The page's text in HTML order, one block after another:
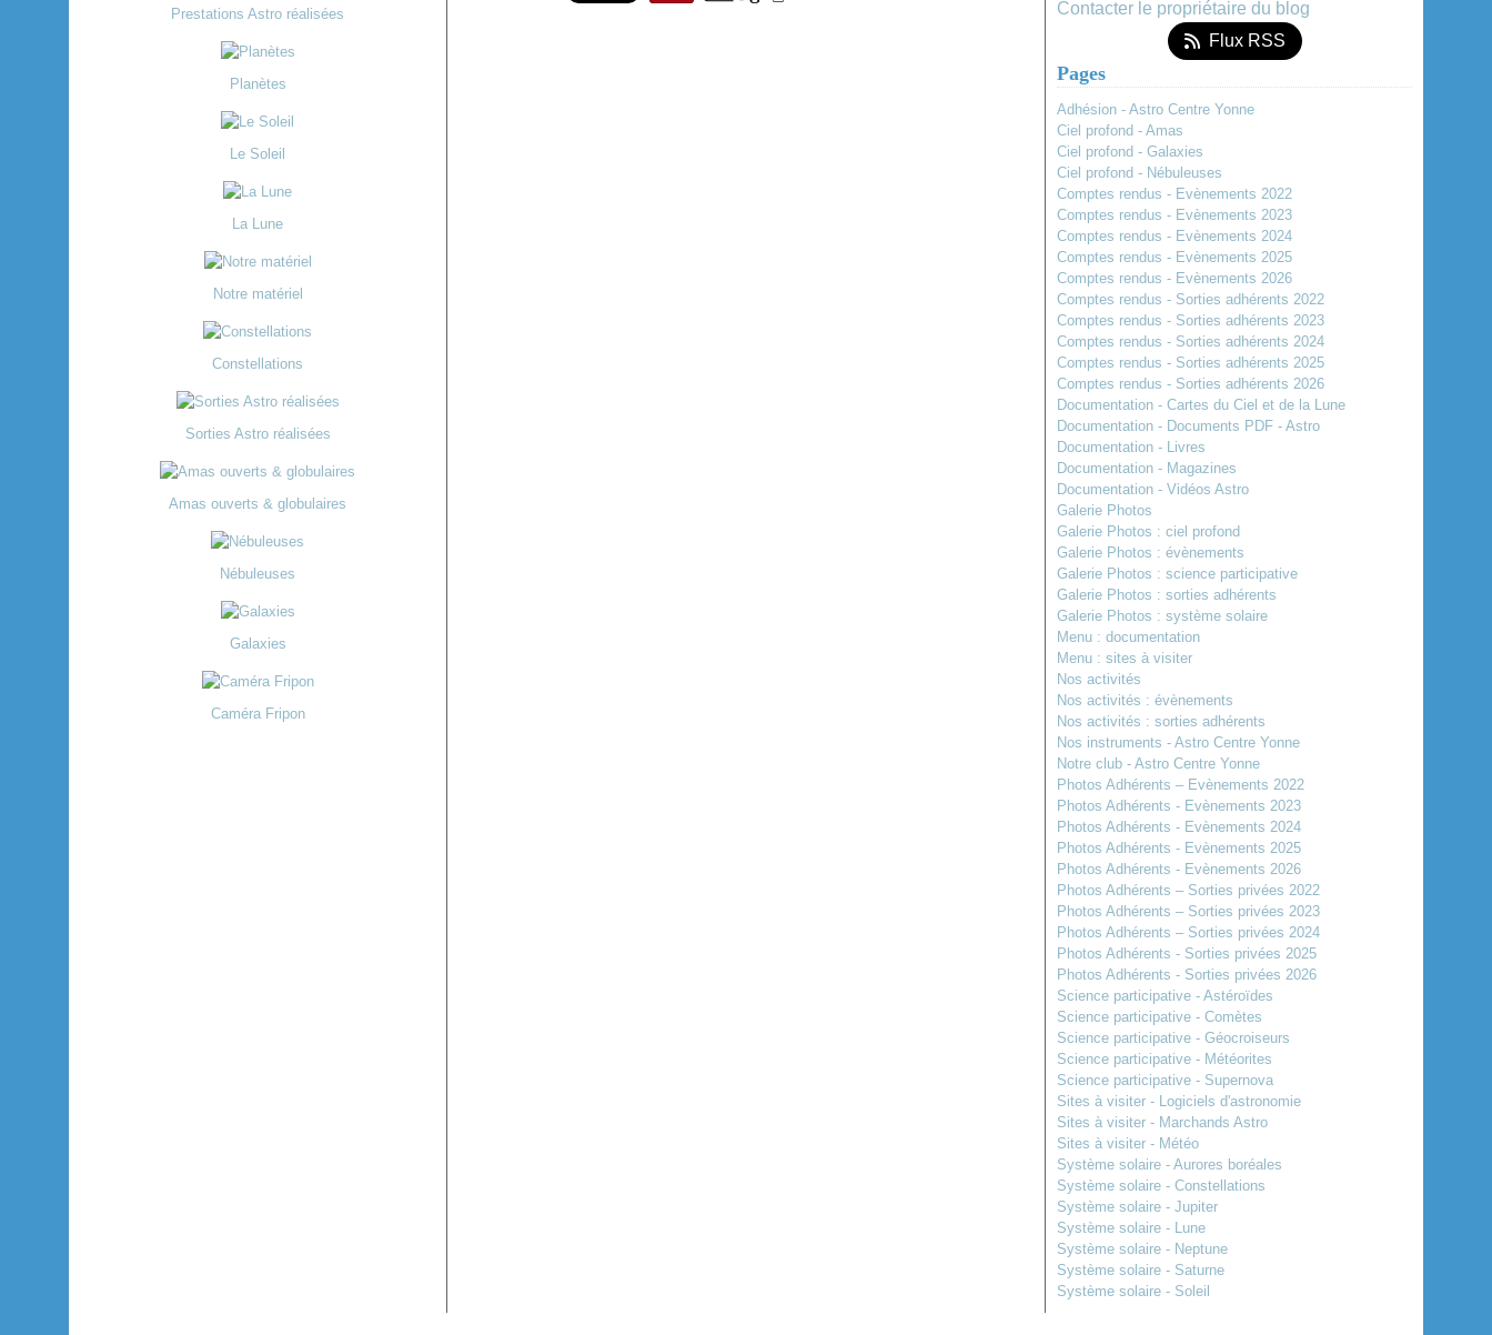
Prestations Astro réalisées
Planètes
Le Soleil
La Lune
Notre matériel
Constellations
Sorties Astro réalisées
Amas ouverts & globulaires
Nébuleuses
Galaxies
Caméra Fripon
Contacter le propriétaire du blog
Flux RSS
Pages
Adhésion - Astro Centre Yonne
Ciel profond - Amas
Ciel profond - Galaxies
Ciel profond - Nébuleuses
Comptes rendus - Evènements 2022
Comptes rendus - Evènements 2023
Comptes rendus - Evènements 2024
Comptes rendus - Evènements 2025
Comptes rendus - Evènements 2026
Comptes rendus - Sorties adhérents 2022
Comptes rendus - Sorties adhérents 2023
Comptes rendus - Sorties adhérents 2024
Comptes rendus - Sorties adhérents 2025
Comptes rendus - Sorties adhérents 2026
Documentation - Cartes du Ciel et de la Lune
Documentation - Documents PDF - Astro
Documentation - Livres
Documentation - Magazines
Documentation - Vidéos Astro
Galerie Photos
Galerie Photos : ciel profond
Galerie Photos : évènements
Galerie Photos : science participative
Galerie Photos : sorties adhérents
Galerie Photos : système solaire
Menu : documentation
Menu : sites à visiter
Nos activités
Nos activités : évènements
Nos activités : sorties adhérents
Nos instruments - Astro Centre Yonne
Notre club - Astro Centre Yonne
Photos Adhérents – Evènements 2022
Photos Adhérents - Evènements 2023
Photos Adhérents - Evènements 2024
Photos Adhérents - Evènements 2025
Photos Adhérents - Evènements 2026
Photos Adhérents – Sorties privées 2022
Photos Adhérents – Sorties privées 2023
Photos Adhérents – Sorties privées 2024
Photos Adhérents - Sorties privées 2025
Photos Adhérents - Sorties privées 2026
Science participative - Astéroïdes
Science participative - Comètes
Science participative - Géocroiseurs
Science participative - Météorites
Science participative - Supernova
Sites à visiter - Logiciels d'astronomie
Sites à visiter - Marchands Astro
Sites à visiter - Météo
Système solaire - Aurores boréales
Système solaire - Constellations
Système solaire - Jupiter
Système solaire - Lune
Système solaire - Neptune
Système solaire - Saturne
Système solaire - Soleil